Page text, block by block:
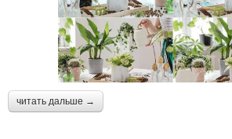
читать дальше →